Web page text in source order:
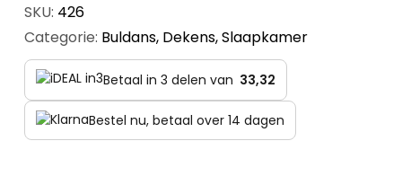
SKU: 426
Categorie: Buldans, Dekens,Slaapkamer
Betaal in 3 delen van 33,32
Bestel nu, betaal over 14 dagen